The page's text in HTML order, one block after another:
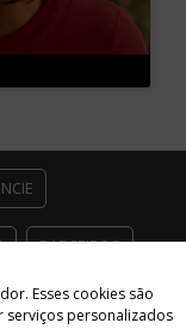
Esses cookies são
serviços personalizados
PARCEIROS